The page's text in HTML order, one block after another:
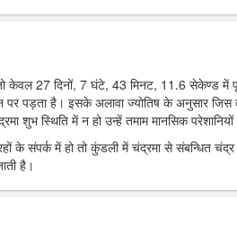
केवल 27 दिनों, 7 घंटे, 43 मिनट, 11.6 सेकेण्ड
पर पड़ता है। इसके अलावा ज्योतिष के अनुसार
शुभ स्थिति में न हो उन्हें तमाम मानसिक
संपर्क में हो तो कुंडली में चंद्रमा से संबन्धित चंद्र
है।